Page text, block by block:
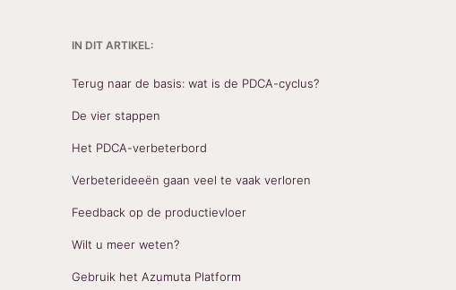
IN DIT ARTIKEL:
Terug naar de basis: wat is de PDCA-cyclus?
De vier stappen
Het PDCA-verbeterbord
Verbeterideeën gaan veel te vaak verloren
Feedback op de productievloer
Wilt u meer weten?
Gebruik het Azumuta Platform